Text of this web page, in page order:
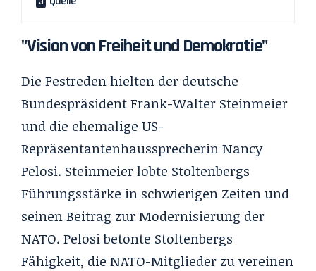
"Vision von Freiheit und Demokratie"
Die Festreden hielten der deutsche
Bundespräsident Frank-Walter Steinmeier
und die ehemalige US-
Repräsentantenhaussprecherin Nancy
Pelosi. Steinmeier lobte Stoltenbergs
Führungsstärke in schwierigen Zeiten und
seinen Beitrag zur Modernisierung der
NATO. Pelosi betonte Stoltenbergs
Fähigkeit, die NATO-Mitglieder zu vereinen